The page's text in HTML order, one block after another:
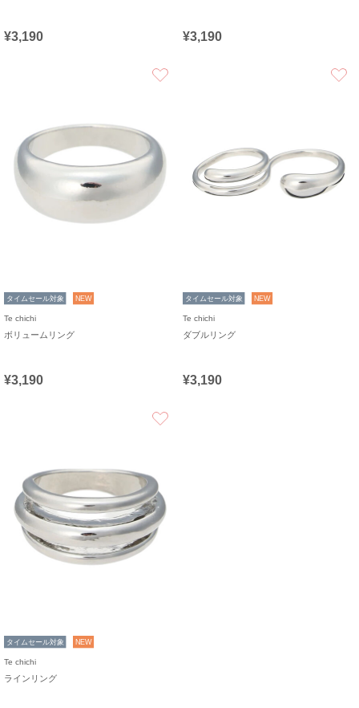
¥3,190 ¥3,190
タイムセール対象 NEW
Te chichi
ボリュームリング
¥3,190
タイムセール対象 NEW
Te chichi
ダブルリング
¥3,190
タイムセール対象 NEW
Te chichi
ラインリング